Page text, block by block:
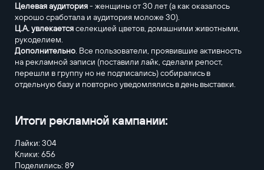
Целевая аудитория- женщины от 30 лет (а как оказалось
хорошо сработала и аудитория моложе 30).
Ц.А. увлекаетсяселекцией цветов, домашними животными,
рукоделием.
Дополнительно. Все пользователи, проявившие активность
на рекламной записи (поставили лайк, сделали репост,
перешли в группу но не подписались) собирались в
отдельную базу и повторно уведомлялись в день выставки.
Итоги рекламной кампании:
Лайки: 304
Клики: 656
Поделились: 89